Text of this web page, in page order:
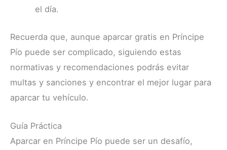
el día.
Recuerda que, aunque aparcar gratis en Príncipe
Pío puede ser complicado, siguiendo estas
normativas y recomendaciones podrás evitar
multas y sanciones y encontrar el mejor lugar para
aparcar tu vehículo.
Guía Práctica
Aparcar en Príncipe Pío puede ser un desafío,